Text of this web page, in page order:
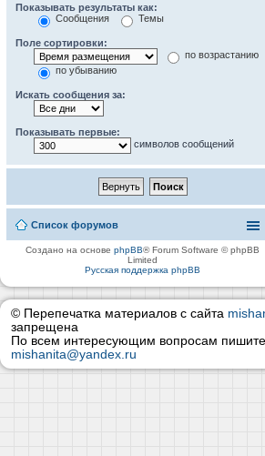
Показывать результаты как:
Сообщения
Темы
Поле сортировки:
по возрастанию
по убыванию
Искать сообщения за:
Показывать первые:
символов сообщений
Список форумов
Создано на основеphpBB® Forum Software © phpBB
Limited
Русская поддержка phpBB
© Перепечатка материалов с сайта
запрещена
По всем интересующим вопросам
mishanita@yandex.ru